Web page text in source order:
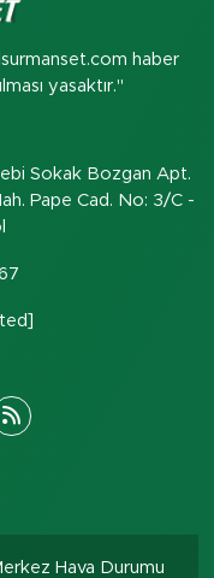
haber
yasaktır."
Sokak Bozgan Apt.
Pape Cad. No: 3/C -
Hava Durumu